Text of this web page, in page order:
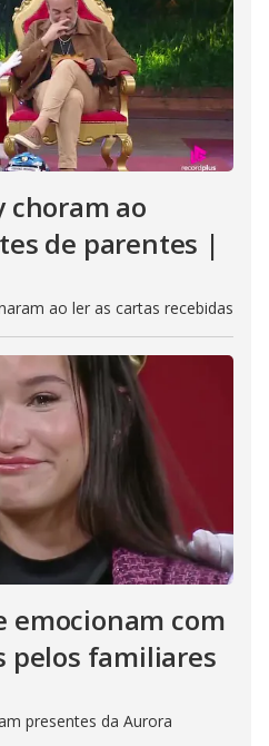
choram ao
de parentes |
ao ler as cartas recebidas
emocionam com
pelos familiares
presentes da Aurora